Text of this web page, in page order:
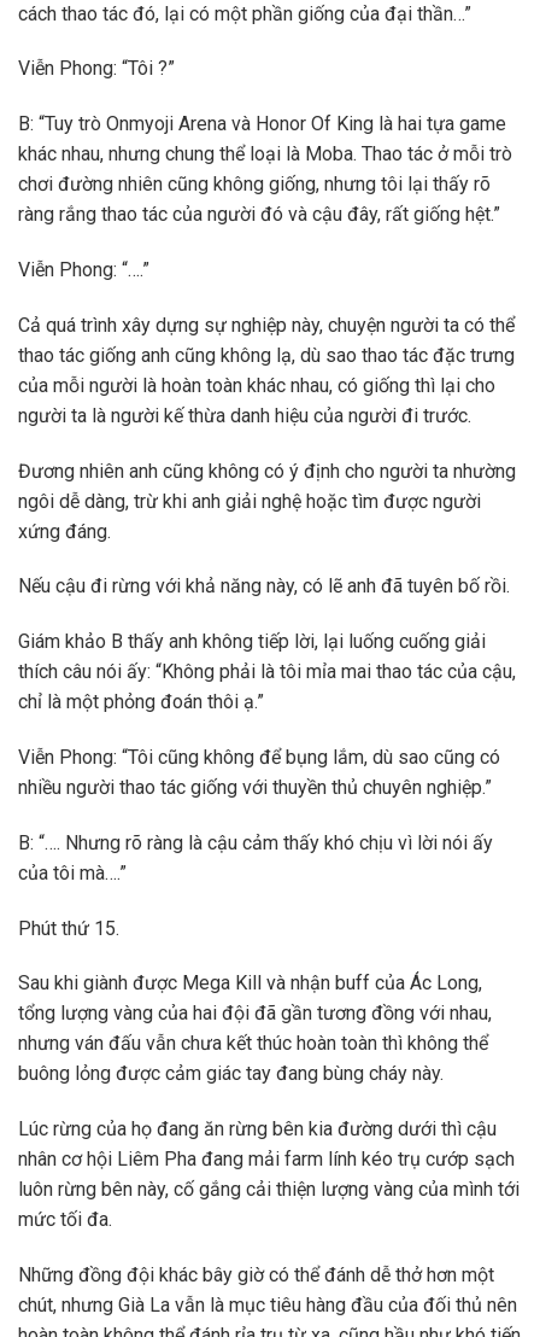
cách thao tác đó, lại có một phần giống của đại thần…”
Viễn Phong: “Tôi ?”
B: “Tuy trò Onmyoji Arena và Honor Of King là hai tựa game
khác nhau, nhưng chung thể loại là Moba. Thao tác ở mỗi trò
chơi đường nhiên cũng không giống, nhưng tôi lại thấy rõ
ràng rắng thao tác của người đó và cậu đây, rất giống hệt.”
Viễn Phong: “….”
Cả quá trình xây dựng sự nghiệp này, chuyện người ta có thể
thao tác giống anh cũng không lạ, dù sao thao tác đặc trưng
của mỗi người là hoàn toàn khác nhau, có giống thì lại cho
người ta là người kế thừa danh hiệu của người đi trước.
Đương nhiên anh cũng không có ý định cho người ta nhường
ngôi dễ dàng, trừ khi anh giải nghệ hoặc tìm được người
xứng đáng.
Nếu cậu đi rừng với khả năng này, có lẽ anh đã tuyên bố rồi.
Giám khảo B thấy anh không tiếp lời, lại luống cuống giải
thích câu nói ấy: “Không phải là tôi mỉa mai thao tác của cậu,
chỉ là một phỏng đoán thôi ạ.”
Viễn Phong: “Tôi cũng không để bụng lắm, dù sao cũng có
nhiều người thao tác giống với thuyền thủ chuyên nghiệp.”
B: “…. Nhưng rõ ràng là cậu cảm thấy khó chịu vì lời nói ấy
của tôi mà….”
Phút thứ 15.
Sau khi giành được Mega Kill và nhận buff của Ác Long,
tổng lượng vàng của hai đội đã gần tương đồng với nhau,
nhưng ván đấu vẫn chưa kết thúc hoàn toàn thì không thể
buông lỏng được cảm giác tay đang bùng cháy này.
Lúc rừng của họ đang ăn rừng bên kia đường dưới thì cậu
nhân cơ hội Liêm Pha đang mải farm lính kéo trụ cướp sạch
luôn rừng bên này, cố gắng cải thiện lượng vàng của mình tới
mức tối đa.
Những đồng đội khác bây giờ có thể đánh dễ thở hơn một
chút, nhưng Già La vẫn là mục tiêu hàng đầu của đối thủ nên